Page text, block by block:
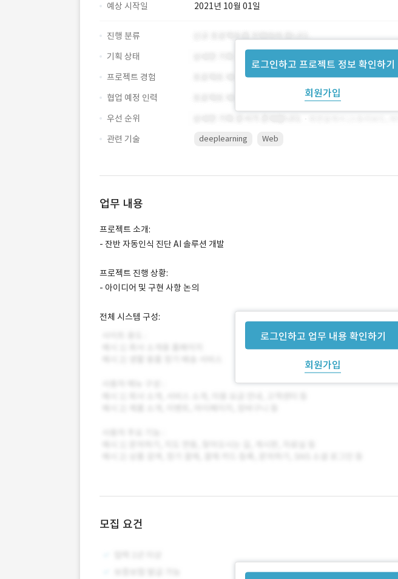
로그인하고 프로젝트 정보 확인하기
회원가입
예상 시작일 2021년 10월 01일
진행 분류
기획 상태
프로젝트 경험
협업 예정 인력
우선 순위
관련 기술
deeplearning Web
업무 내용
로그인하고 업무 내용 확인하기
회원가입
프로젝트 소개:
- 잔반 자동인식 진단 AI 솔루션 개발
프로젝트 진행 상황:
- 아이디어 및 구현 사항 논의
전체 시스템 구성:
모집 요건